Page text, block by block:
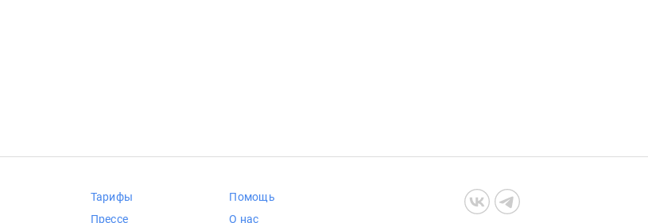
Тарифы
Прессе
Помощь
О нас